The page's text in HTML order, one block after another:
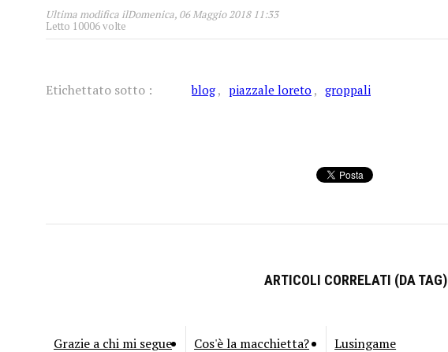
Ultima modifica ilDomenica, 06 Maggio 2018 11:33
1 2 3 4 5
Letto 10006 volte
Etichettato sotto : blog piazzale loreto groppali
ARTICOLI CORRELATI (DA TAG)
Grazie a chi mi segue Cos'è la macchietta? Lusingame